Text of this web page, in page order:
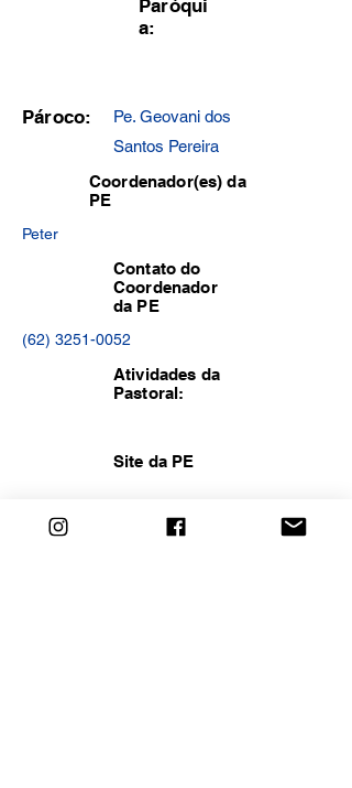
Paróqui
a:
Pároco:
Pe. Geovani dos
Santos Pereira
Coordenador(es) da
PE
Peter
Contato do
Coordenador
da PE
(62) 3251-0052
Atividades da
Pastoral:
Site da PE
Redes Sociais